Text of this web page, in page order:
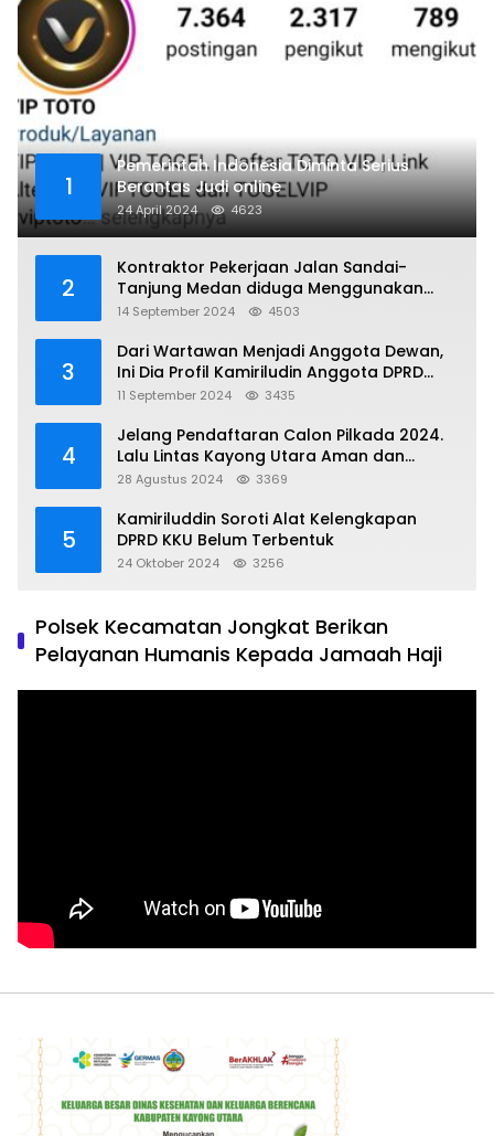
1
Pemerintah Indonesia Diminta Serius
Berantas Judi online
24 April 2024 4623
2
Kontraktor Pekerjaan Jalan Sandai-
Tanjung Medan diduga Menggunakan
Matrial Tanah tak Berizin Resmi
14 September 2024 4503
3
Dari Wartawan Menjadi Anggota Dewan,
Ini Dia Profil Kamiriludin Anggota DPRD
Dapil 1 KKU
11 September 2024 3435
4
Jelang Pendaftaran Calon Pilkada 2024.
Lalu Lintas Kayong Utara Aman dan
Kondusif
28 Agustus 2024 3369
5
Kamiriluddin Soroti Alat Kelengkapan
DPRD KKU Belum Terbentuk
24 Oktober 2024 3256
Polsek Kecamatan Jongkat Berikan
Pelayanan Humanis Kepada Jamaah Haji